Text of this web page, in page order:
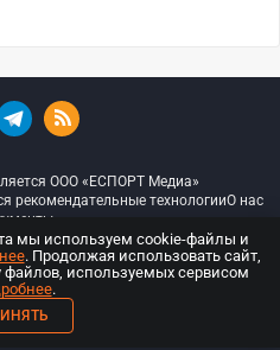
ООО «ЕСПОРТ Медиа»
рекомендательные технологииО нас
— Все права защищены
о регистрации средств массовой
мы используем cookie-файлы и
. Продолжая использовать сайт,
файлов, используемых сервисом
.